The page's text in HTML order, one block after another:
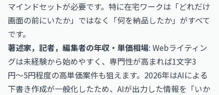
マインドセットが必要です。特に在宅ワークは「どれだけ
画面の前にいたか」ではなく「何を納品したか」がすべて
です。
著述家，記者，編集者の年収・単価相場: Webライティン
グは未経験から始めやすく、専門性が高まれば1文字3
円〜5円程度の高単価案件も狙えます。2026年はAIによる
下書き作成が一般化したため、AIが出力した情報を「いか